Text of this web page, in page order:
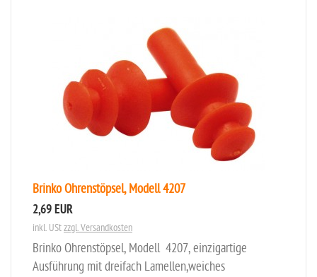
Brinko Ohrenstöpsel, Modell 4207
2,69 EUR
inkl. UStzzgl. Versandkosten
Brinko Ohrenstöpsel, Modell 4207, einzigartige
Ausführung mit dreifach Lamellen,weiches